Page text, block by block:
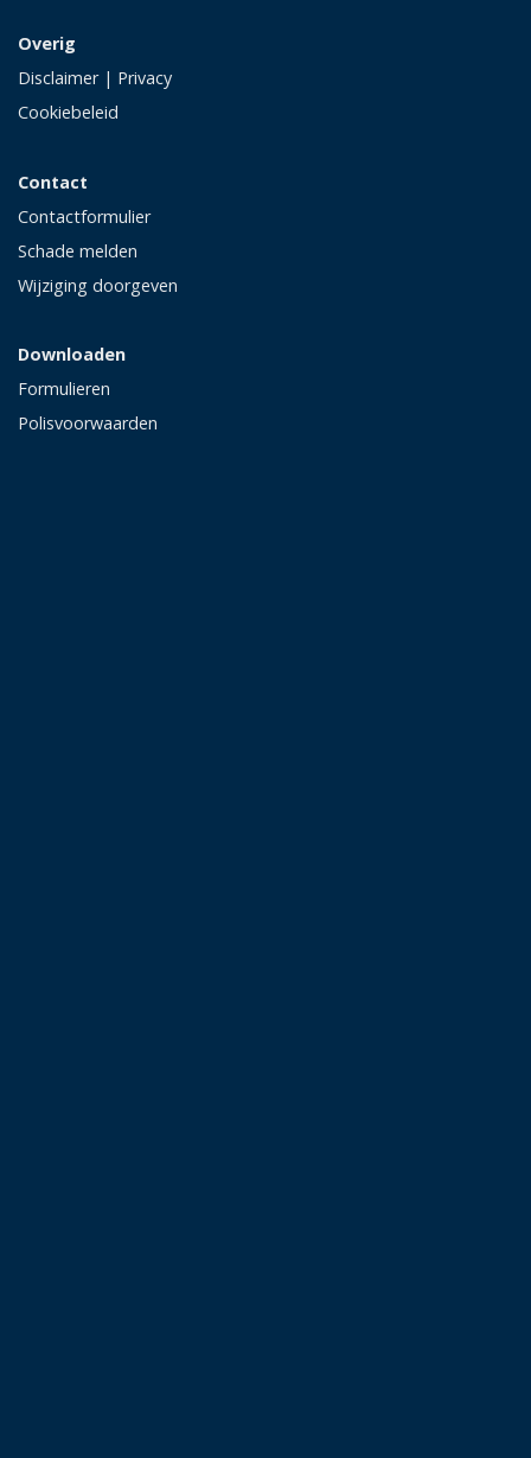
Overig
Disclaimer| Privacy
Cookiebeleid
Contact
Contactformulier
Schade melden
Wijziging doorgeven
Downloaden
Formulieren
Polisvoorwaarden